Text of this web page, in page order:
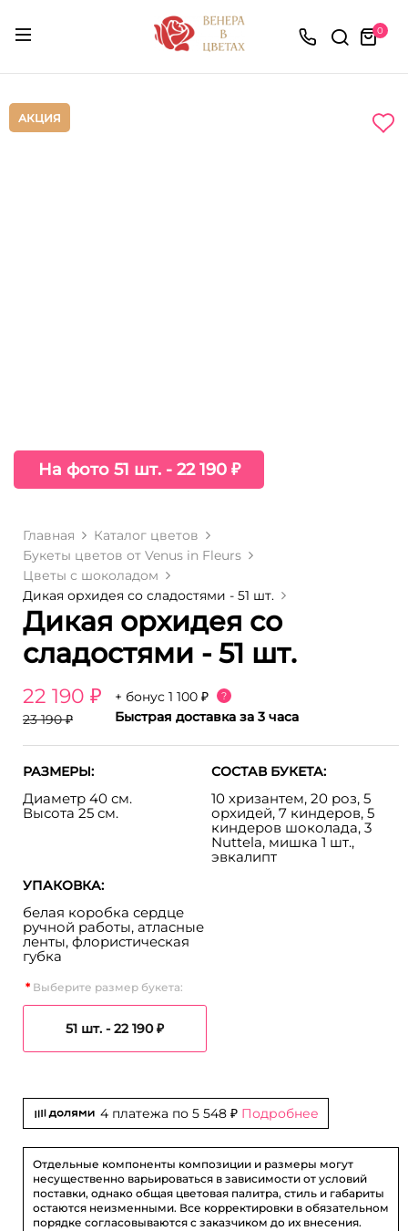
0
На фото 51 шт. - 22 190 ₽
АКЦИЯ
Главная
Каталог цветов
Букеты цветов от Venus in Fleurs
Цветы с шоколадом
Дикая орхидея со сладостями - 51 шт.
Дикая орхидея со
сладостями - 51 шт.
22 190 ₽
23 190 ₽
+ бонус 1 100 ₽ ?
Быстрая доставка за 3 часа
РАЗМЕРЫ:
Диаметр 40 см.
Высота 25 см.
СОСТАВ БУКЕТА:
10 хризантем, 20 роз, 5
орхидей, 7 киндеров, 5
киндеров шоколада, 3
Nuttela, мишка 1 шт.,
эвкалипт
УПАКОВКА:
белая коробка сердце
ручной работы, атласные
ленты, флористическая
губка
Выберите размер букета:
51 шт. -22 190 ₽
4 платежа по 5 548 ₽ Подробнее
Отдельные компоненты композиции и размеры могут
несущественно варьироваться в зависимости от условий
поставки, однако общая цветовая палитра, стиль и габариты
остаются неизменными. Все корректировки в обязательном
порядке согласовываются с заказчиком до их внесения.